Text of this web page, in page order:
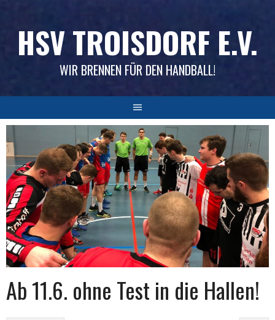
HSV TROISDORF E.V.
WIR BRENNEN FÜR DEN HANDBALL!
Ab 11.6. ohne Test in die Hallen!